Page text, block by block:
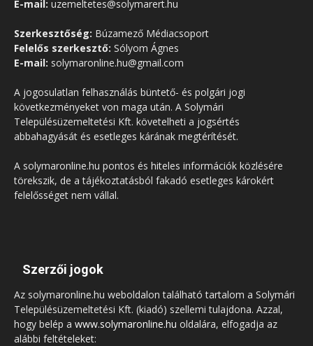
E-mail: uzemeltetes@solymarert.hu
Szerkesztőség: Búzamező Médiacsoport
Felelős szerkesztő: Sólyom Ágnes
E-mail: solymaronline.hu@gmail.com
A jogosulatlan felhasználás büntető- és polgári jogi
következményeket von maga után. A Solymári
Településüzemeltetési Kft. követelheti a jogsértés
abbahagyását és esetleges kárának megtérítését.
A solymaronline.hu pontos és hiteles információk közlésére
törekszik, de a tájékoztatásból fakadó esetleges károkért
felelősséget nem vállal.
Szerzői jogok
Az solymaronline.hu weboldalon található tartalom a Solymári
Településüzemeltetési Kft. (kiadó) szellemi tulajdona. Azzal,
hogy belép a www.solymaronline.hu oldalára, elfogadja az
alábbi feltételeket: